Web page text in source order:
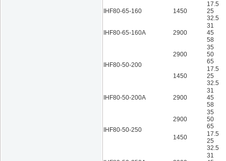
IHF80-65-160 1450
17.5
25
32.5
IHF80-65-160A 2900
31
45
58
IHF80-50-200
2900
35
50
65
1450
17.5
25
32.5
IHF80-50-200A 2900
31
45
58
IHF80-50-250
2900
35
50
65
1450
17.5
25
32.5
31